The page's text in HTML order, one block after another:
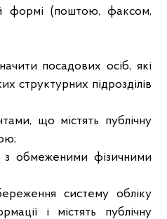
формі (поштою, факсом,
посадових осіб, які
структурних підрозділів
що містять публічну
з обмеженими фізичними
систему обліку
і містять публічну